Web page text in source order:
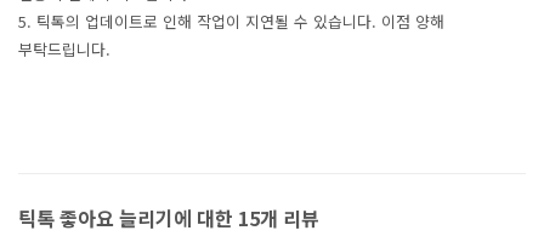
5. 틱톡의 업데이트로 인해 작업이 지연될 수 있습니다. 이점 양해
부탁드립니다.
틱톡 좋아요 늘리기에 대한 15개 리뷰